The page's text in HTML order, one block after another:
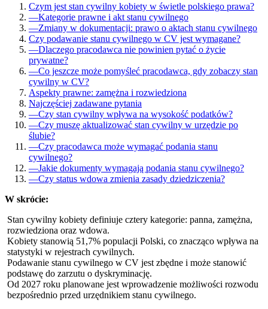
Czym jest stan cywilny kobiety w świetle polskiego prawa?
—Kategorie prawne i akt stanu cywilnego
—Zmiany w dokumentacji: prawo o aktach stanu cywilnego
Czy podawanie stanu cywilnego w CV jest wymagane?
—Dlaczego pracodawca nie powinien pytać o życie
prywatne?
—Co jeszcze może pomyśleć pracodawca, gdy zobaczy stan
cywilny w CV?
Aspekty prawne: zamężna i rozwiedziona
Najczęściej zadawane pytania
—Czy stan cywilny wpływa na wysokość podatków?
—Czy muszę aktualizować stan cywilny w urzędzie po
ślubie?
—Czy pracodawca może wymagać podania stanu
cywilnego?
—Jakie dokumenty wymagają podania stanu cywilnego?
—Czy status wdowa zmienia zasady dziedziczenia?
W skrócie:
Stan cywilny kobiety definiuje cztery kategorie: panna, zamężna,
rozwiedziona oraz wdowa.
Kobiety stanowią 51,7% populacji Polski, co znacząco wpływa na
statystyki w rejestrach cywilnych.
Podawanie stanu cywilnego w CV jest zbędne i może stanowić
podstawę do zarzutu o dyskryminację.
Od 2027 roku planowane jest wprowadzenie możliwości rozwodu
bezpośrednio przed urzędnikiem stanu cywilnego.